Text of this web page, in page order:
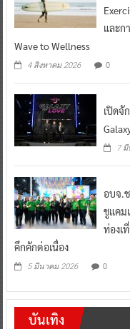
และก
Wave to Wellness
4 สิงหาคม 2026 0
เปิดจั
7
อบจ.
ชูแคม
ท่องเ
คึกคักต่อเนื่อง
5 มีนาคม 2026 0
บันเทิง